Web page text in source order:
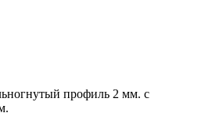
профиль 2 мм. с